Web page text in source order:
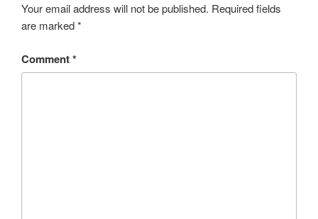
Your email address will not be published. Required fields
are marked*
Comment*